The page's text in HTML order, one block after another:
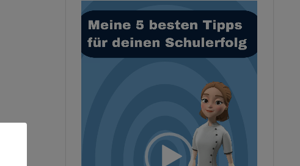
Video-
Player